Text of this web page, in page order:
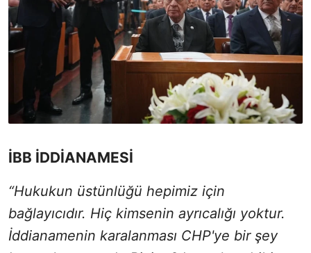
İBB İDDİANAMESİ
“Hukukun üstünlüğü hepimiz için
bağlayıcıdır. Hiç kimsenin ayrıcalığı yoktur.
İddianamenin karalanması CHP'ye bir şey